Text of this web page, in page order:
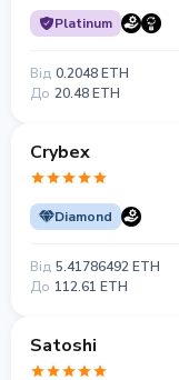
Platinum
Від 0.2048 ETH
До 20.48 ETH
Crybex
Diamond
Від 5.41786492 ETH
До 112.61 ETH
Satoshi